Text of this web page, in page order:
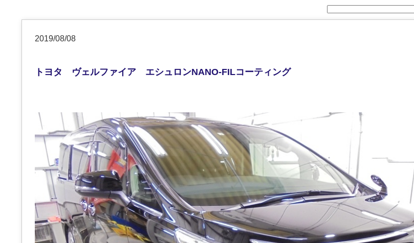
2019/08/08
トヨタ ヴェルファイア エシュロンNANO-FILコーティング